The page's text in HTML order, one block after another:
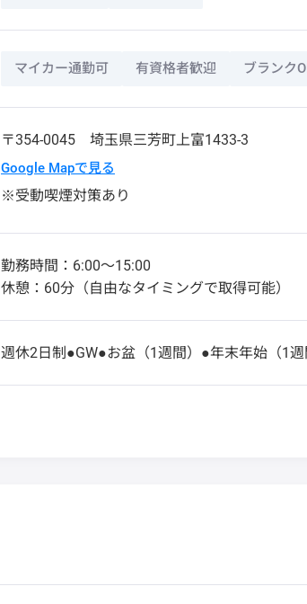
マイカー通勤可 有資格者歓迎 ブランク
〒354-0045 埼玉県三芳町上富1433-3
Google Mapで見る
※受動喫煙対策あり
勤務時間：6:00～15:00
休憩：60分（自由なタイミングで取得可能）
週休2日制●GW●お盆（1週間）●年末年始（1週